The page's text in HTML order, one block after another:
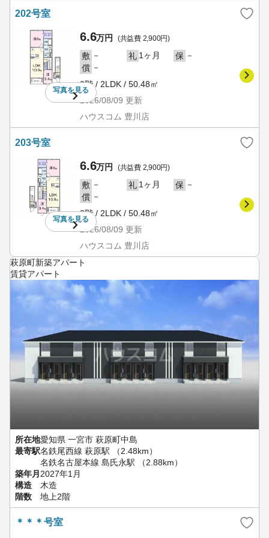
202号室
写真を見る
6.6万円 (共益費 2,900円)
敷 － 礼 1ヶ月 保 －
償 －
2階 / 2LDK / 50.48㎡
2026/08/09 更新
ハウスコム 豊川店
203号室
写真を見る
6.6万円 (共益費 2,900円)
敷 － 礼 1ヶ月 保 －
償 －
2階 / 2LDK / 50.48㎡
2026/08/09 更新
ハウスコム 豊川店
萩原町新築アパート
賃貸アパート
所在地愛知県 一宮市 萩原町中島
最寄駅名鉄尾西線 萩原駅 （2.48km）
名鉄名古屋本線 島氏永駅 （2.88km）
築年月 2027年1月
構造
木造
階数
地上2階
＊＊＊号室